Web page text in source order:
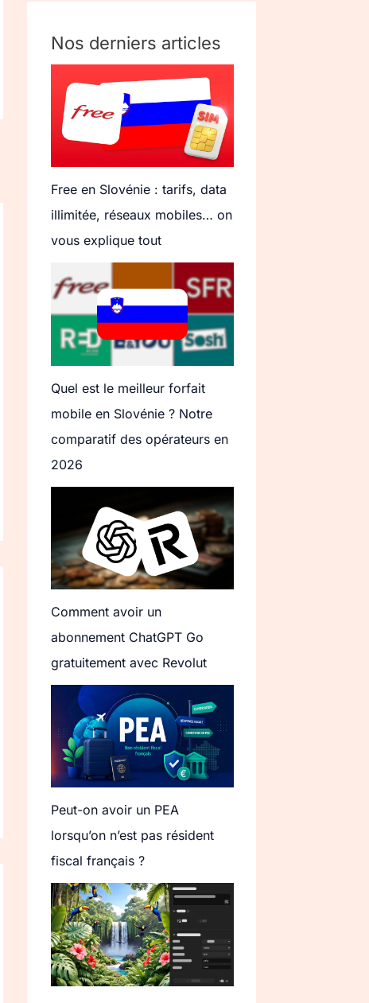
Nos derniers articles
Free en Slovénie : tarifs, data
illimitée, réseaux mobiles… on
vous explique tout
Quel est le meilleur forfait
mobile en Slovénie ? Notre
comparatif des opérateurs en
2026
Comment avoir un
abonnement ChatGPT Go
gratuitement avec Revolut
Peut-on avoir un PEA
lorsqu’on n’est pas résident
fiscal français ?